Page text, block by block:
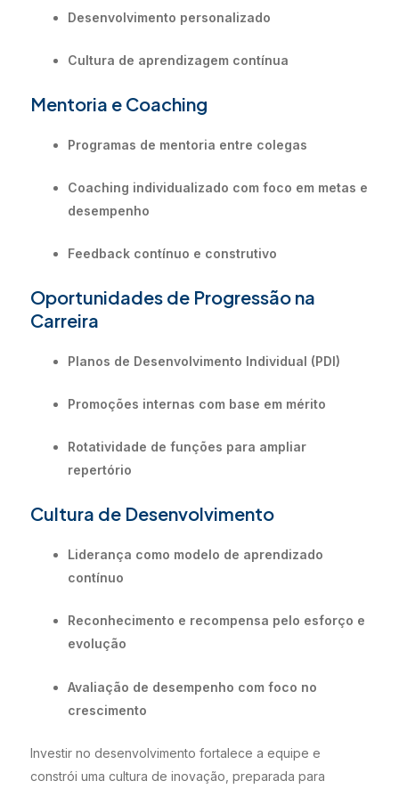
Desenvolvimento personalizado
Cultura de aprendizagem contínua
Mentoria e Coaching
Programas de mentoria entre colegas
Coaching individualizado com foco em metas e
desempenho
Feedback contínuo e construtivo
Oportunidades de Progressão na
Carreira
Planos de Desenvolvimento Individual (PDI)
Promoções internas com base em mérito
Rotatividade de funções para ampliar
repertório
Cultura de Desenvolvimento
Liderança como modelo de aprendizado
contínuo
Reconhecimento e recompensa pelo esforço e
evolução
Avaliação de desempenho com foco no
crescimento
Investir no desenvolvimento fortalece a equipe e
constrói uma cultura de inovação, preparada para